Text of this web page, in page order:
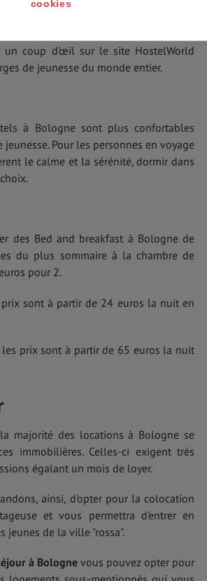
un coup d'œil sur le site HostelWorld
de jeunesse du monde entier.
à Bologne sont plus confortables
jeunesse. Pour les personnes en voyage
le calme et la sérénité, dormir dans
des Bed and breakfast à Bologne de
du plus sommaire à la chambre de
pour 2.
prix sont à partir de 24 euros la nuit en
prix sont à partir de 65 euros la nuit
majorité des locations à Bologne se
immobilières. Celles-ci exigent très
égalant un mois de loyer.
ainsi, d'opter pour la colocation
et vous permettra d'entrer en
jeunes de la ville "rossa".
à Bolognevous pouvez opter pour
cookies